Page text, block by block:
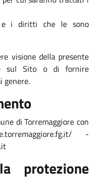
e i diritti che le sono
visione della presente
sul Sito o di fornire
genere.
di Torremaggiore con
-
protezione